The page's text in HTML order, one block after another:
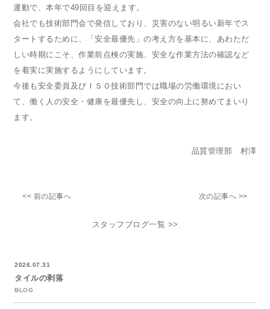
運動で、本年で49回目を迎えます。
会社でも技術部門会で発信しており、災害のない明るい新年でス
タートするために、「安全最優先」の考え方を基本に、あわただ
しい時期にこそ、作業前点検の実施、安全な作業方法の確認など
を着実に実施するようにしています。
今後も安全委員及びＩＳＯ技術部門では職場の労働環境におい
て、働く人の安全・健康を最優先し、安全の向上に努めてまいり
ます。
品質管理部 村澤
<< 前の記事へ 次の記事へ >>
スタッフブログ一覧 >>
2026.07.31
タイルの剥落
BLOG